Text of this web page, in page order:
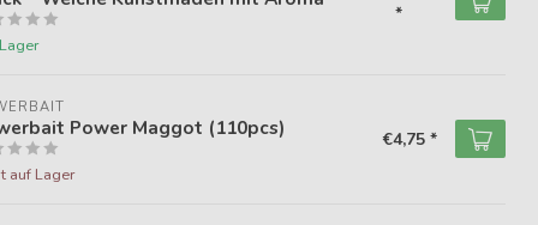
*
Power Maggot (110pcs)
auf Lager
€4,75 *